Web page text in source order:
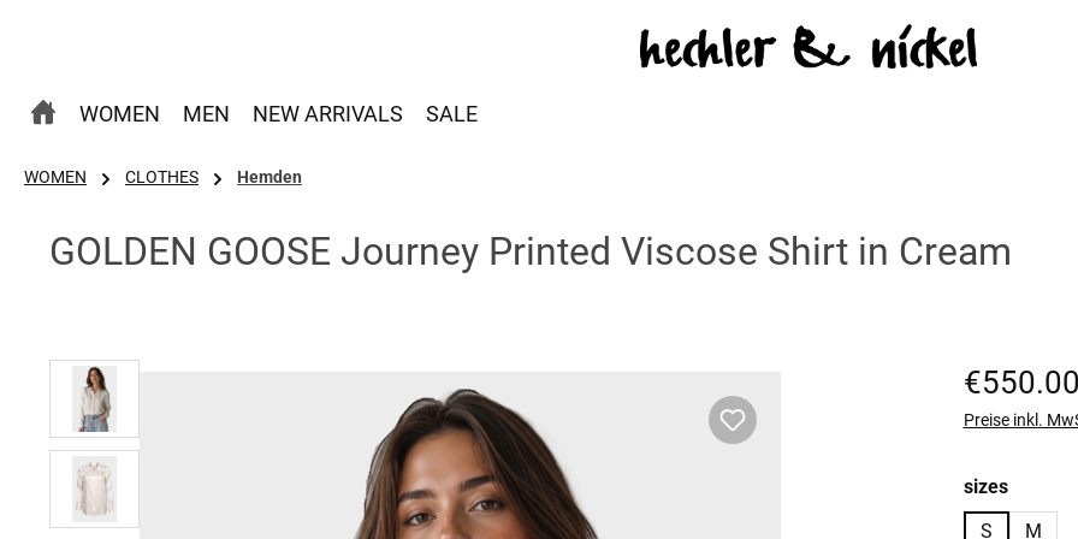
WOMEN MEN NEW ARRIVALS SALE
WOMEN CLOTHES Hemden
GOLDEN GOOSE Journey Printed Viscose Shirt in Cream
Bildergalerie überspringen Regulärer
€550.00
Preise inkl.
sizes
S
M